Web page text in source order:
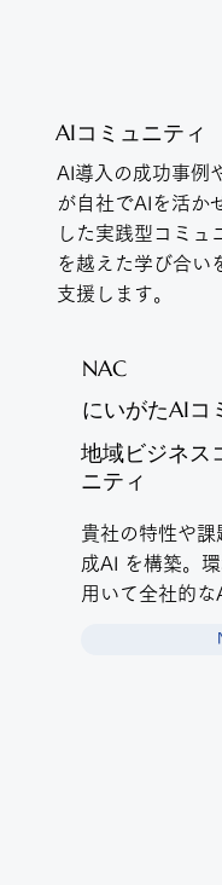
AIコミュニティ
AI導入の成功事例
が自社でAIを活か
した実践型コミュ
を越えた学び合い
支援します。
NAC
にいがたAIコ
地域ビジネス
ニティ
貴社の特性や課
成AI を構築。
用いて全社的な